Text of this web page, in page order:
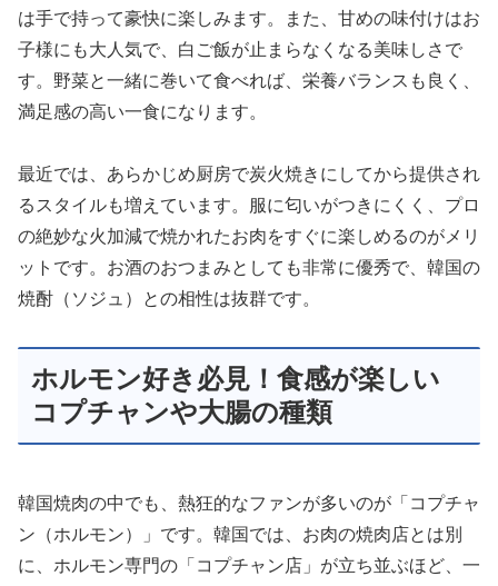
は手で持って豪快に楽しみます。また、甘めの味付けはお
子様にも大人気で、白ご飯が止まらなくなる美味しさで
す。野菜と一緒に巻いて食べれば、栄養バランスも良く、
満足感の高い一食になります。
最近では、あらかじめ厨房で炭火焼きにしてから提供され
るスタイルも増えています。服に匂いがつきにくく、プロ
の絶妙な火加減で焼かれたお肉をすぐに楽しめるのがメリ
ットです。お酒のおつまみとしても非常に優秀で、韓国の
焼酎（ソジュ）との相性は抜群です。
ホルモン好き必見！食感が楽しい
コプチャンや大腸の種類
韓国焼肉の中でも、熱狂的なファンが多いのが「コプチャ
ン（ホルモン）」です。韓国では、お肉の焼肉店とは別
に、ホルモン専門の「コプチャン店」が立ち並ぶほど、一